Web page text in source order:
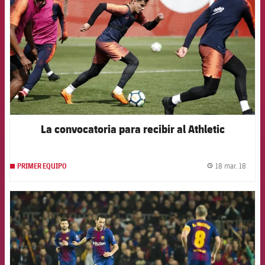
La convocatoria para recibir al Athletic
PRIMER EQUIPO 18 mar. 18
FCB Barcelona badge